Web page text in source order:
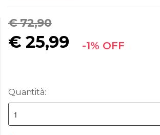
€ 72,90
€25,99 -1% OFF
Quantità: